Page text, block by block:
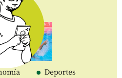
Deportes